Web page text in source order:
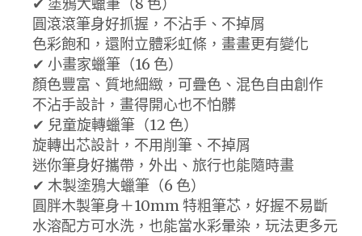
圓滾滾筆身好抓握，不沾手、不掉屑
色彩飽和，還附立體彩虹條，畫畫更有變化
✔ 小畫家蠟筆（16 色）
顏色豐富、質地細緻，可疊色、混色自由創作
不沾手設計，畫得開心也不怕髒
✔ 兒童旋轉蠟筆（12 色）
旋轉出芯設計，不用削筆、不掉屑
迷你筆身好攜帶，外出、旅行也能隨時畫
✔ 木製塗鴉大蠟筆（6 色）
圓胖木製筆身＋10mm 特粗筆芯，好握不易斷
水溶配方可水洗，也能當水彩暈染，玩法更多元